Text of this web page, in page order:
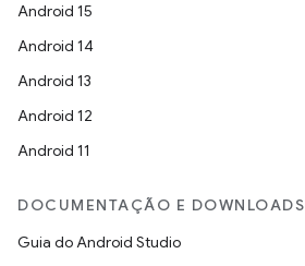
Android 15
Android 14
Android 13
Android 12
Android 11
DOCUMENTAÇÃO E DOWNLOADS
Guia do Android Studio